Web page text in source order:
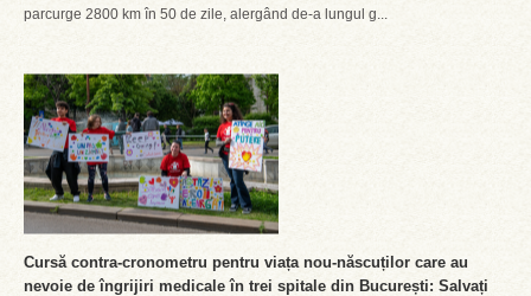
parcurge 2800 km în 50 de zile, alergând de-a lungul g...
Cursă contra-cronometru pentru viața nou-născuților care au
nevoie de îngrijiri medicale în trei spitale din București: Salvați